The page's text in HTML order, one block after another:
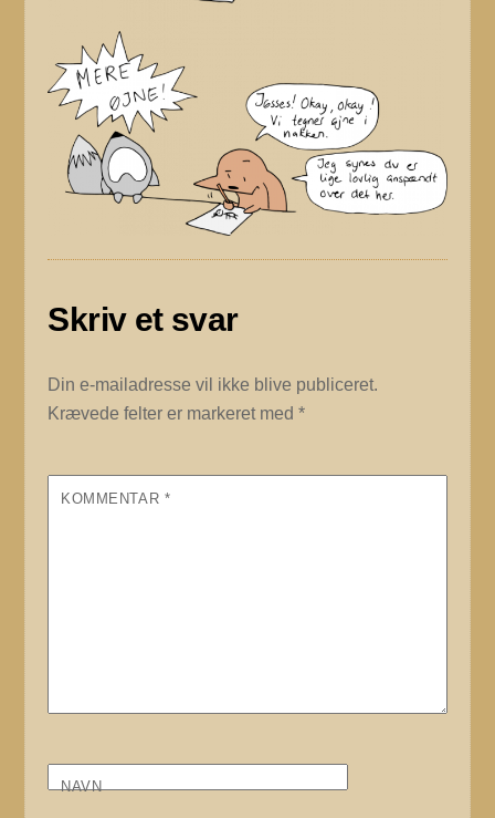
Skriv et svar
Din e-mailadresse vil ikke blive publiceret.
Krævede felter er markeret med*
KOMMENTAR *
NAVN